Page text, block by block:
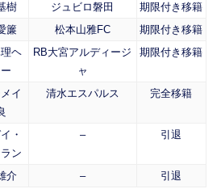
樹 ジュビロ磐田
期限付き移籍
簾 松本山雅FC
期限付き移籍
ヘ
RB大宮アルディージ
ャ
期限付き移籍
イ
清水エスパルス 完全移籍
・
ン
– 引退
介 – 引退